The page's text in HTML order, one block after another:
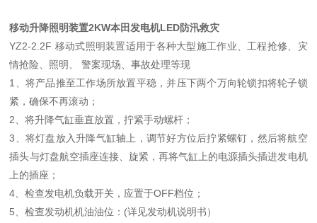
移动升降照明装置2KW本田发电机LED防汛救灾
YZ2-2.2F 移动式照明装置适用于各种大型施工作业、工程抢修、灾
情抢险、照明、 警案现场、事故处理等现
1、将产品推至工作场所放置平稳，并压下两个万向轮锁扣将轮子锁
紧，确保不再滚动；
2、将升降气缸垂直放置，拧紧手动螺杆；
3、将灯盘放入升降气缸轴上，调节好方位后拧紧螺钉，然后将航空
插头与灯盘航空插座连接、旋紧，再将气缸上的电源插头插进发电机
上的插座；
4、检查发电机负载开关，应置于OFF档位；
5、检查发动机机油油位：(详见发动机说明书）